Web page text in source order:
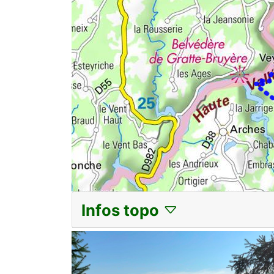
Infos topo